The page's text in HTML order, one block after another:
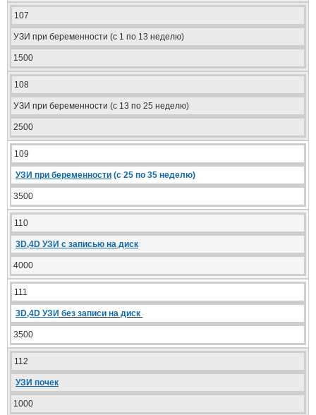
107
УЗИ при беременности (с 1 по 13 неделю)
1500
108
УЗИ при беременности (с 13 по 25 неделю)
2500
109
УЗИ при беременности (с 25 по 35 неделю)
3500
110
3D,4D УЗИ с записью на диск
4000
111
3D,4D УЗИ без записи на диск
3500
112
УЗИ почек
1000